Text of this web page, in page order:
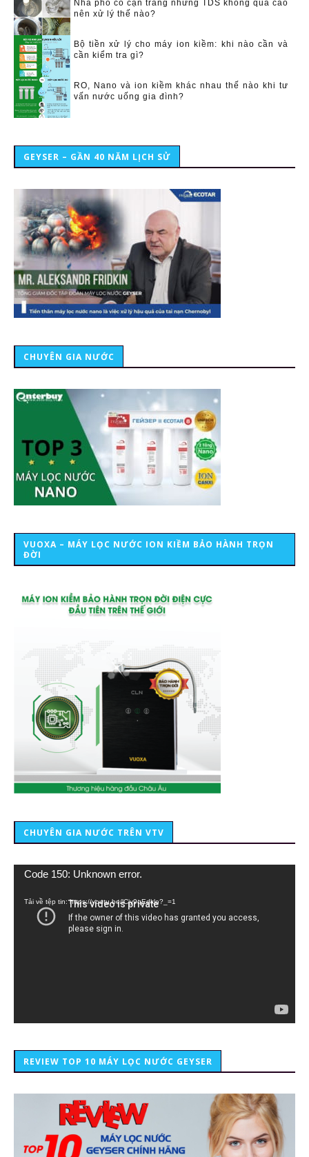
Nhà phố có cặn trắng nhưng TDS không quá cao
nên xử lý thế nào?
Bộ tiền xử lý cho máy ion kiềm: khi nào cần và
cần kiểm tra gì?
RO, Nano và ion kiềm khác nhau thế nào khi tư
vấn nước uống gia đình?
GEYSER – GẦN 40 NĂM LỊCH SỬ
CHUYÊN GIA NƯỚC
VUOXA – MÁY LỌC NƯỚC ION KIỀM BẢO HÀNH TRỌN
ĐỜI
CHUYÊN GIA NƯỚC TRÊN VTV
Trình
Code 150: Unknown error.
Tải về tệp tin: https://youtu.be/lCiy9qEdklo?_=1
REVIEW TOP 10 MÁY LỌC NƯỚC GEYSER